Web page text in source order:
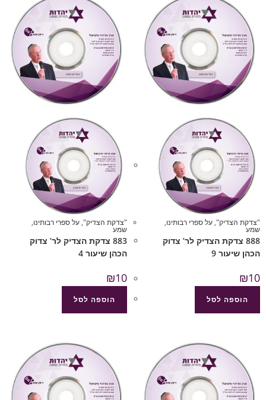
"צדקת הצדיק",על ספרי רבותינו,
שמע
888 צדקת הצדיק לר’ צדוק
הכהן שיעור 9
₪10
הוספה לסל
"צדקת הצדיק",על ספרי רבותינו,
שמע
883 צדקת הצדיק לר’ צדוק
הכהן שיעור 4
₪10
הוספה לסל